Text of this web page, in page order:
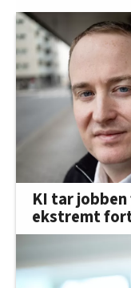
KI tar
ekstremt